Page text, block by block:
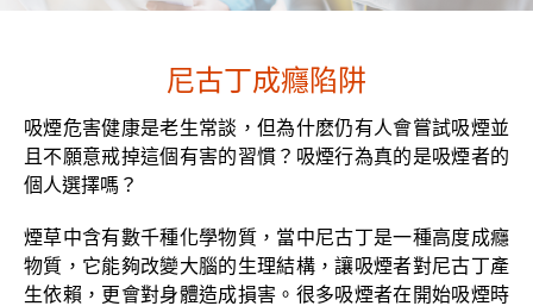
尼古丁成癮陷阱
吸煙危害健康是老生常談，但為什麽仍有人會嘗試吸煙並
且不願意戒掉這個有害的習慣？吸煙行為真的是吸煙者的
個人選擇嗎？
煙草中含有數千種化學物質，當中尼古丁是一種高度成癮
物質，它能夠改變大腦的生理結構，讓吸煙者對尼古丁產
生依賴，更會對身體造成損害。很多吸煙者在開始吸煙時